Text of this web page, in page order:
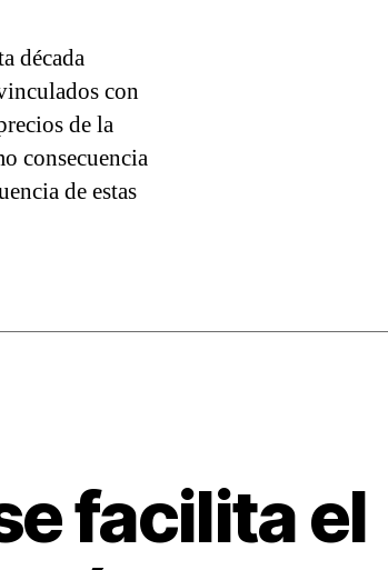
década
con
de la
consecuencia
de estas
facilita el